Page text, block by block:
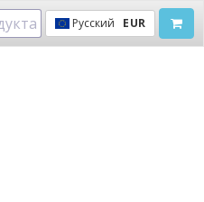
Русский EUR